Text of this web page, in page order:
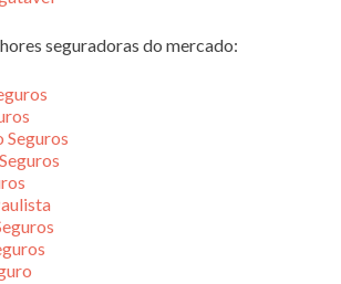
seguradoras do mercado:
Seguros